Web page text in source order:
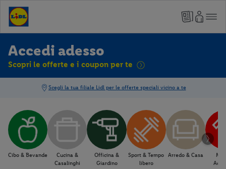
Accedi adesso
Scopri le offerte e i coupon per te
Cibo & Bevande
Cucina &
Casalinghi
Officina &
Giardino
Sport & Tempo
libero
Arredo & Casa